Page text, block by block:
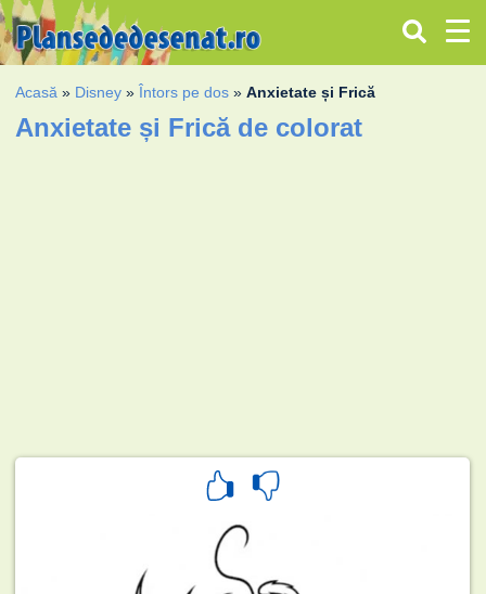
Acasă » Disney » Întors pe dos »Anxietate și Frică
Anxietate și Frică de colorat